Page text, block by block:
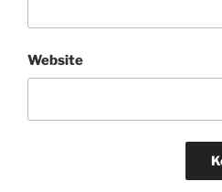
Website